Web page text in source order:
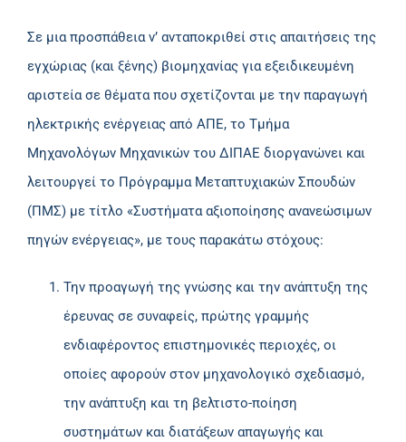
Σε μια προσπάθεια ν’ ανταποκριθεί στις απαιτήσεις της
εγχώριας (και ξένης) βιομηχανίας για εξειδικευμένη
αριστεία σε θέματα που σχετίζονται με την παραγωγή
ηλεκτρικής ενέργειας από ΑΠΕ, το Τμήμα
Μηχανολόγων Μηχανικών του ΔΙΠΑΕ διοργανώνει και
λειτουργεί το Πρόγραμμα Μεταπτυχιακών Σπουδών
(ΠΜΣ) με τίτλο «Συστήματα αξιοποίησης ανανεώσιμων
πηγών ενέργειας», με τους παρακάτω στόχους:
Την προαγωγή της γνώσης και την ανάπτυξη της
έρευνας σε συναφείς, πρώτης γραμμής
ενδιαφέροντος επιστημονικές περιοχές, οι
οποίες αφορούν στον μηχανολογικό σχεδιασμό,
την ανάπτυξη και τη βελτιστο-ποίηση
συστημάτων και διατάξεων απαγωγής και